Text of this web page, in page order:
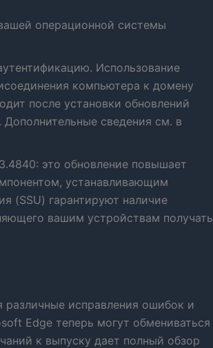
операционной системы
Использование
компьютера к домену
после установки обновлений
сведения см. в
это обновление повышает
устанавливающим
(SSU) гарантируют наличие
вашим устройствам получать
различные исправления ошибок и
Edge теперь могут обмениваться
к выпуску дает полный обзор